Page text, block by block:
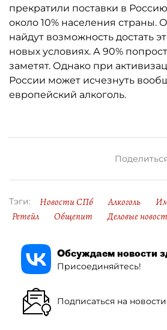
прекратили поставки в
около 10% населения страны.
найдут возможность достать
новых условиях. А 90%
заметят. Однако при
России может исчезнуть
европейский алкоголь.
Тэги: Новости СПб Алкоголь
Ретейл
Общепит Деловые
Обсуждаем новости
Присоединяйтесь!
Подписаться на новости